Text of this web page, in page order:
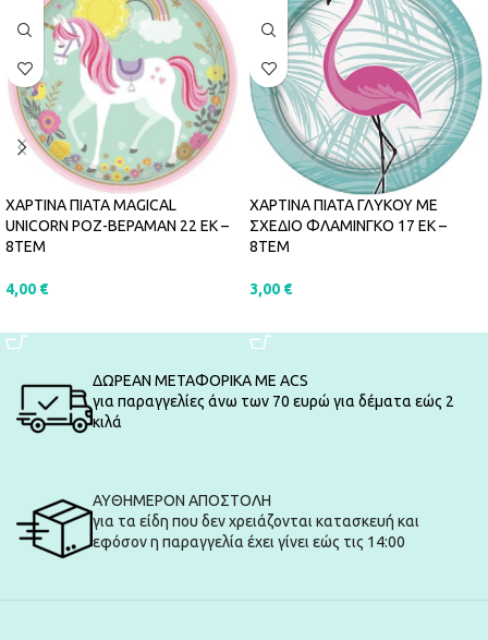
ΧΑΡΤΙΝΑ ΠΙΑΤΑ MAGICAL
UNICORN ΡΟΖ-ΒΕΡΑΜΑΝ 22 ΕΚ –
8ΤΕΜ
4,00 €
ΧΑΡΤΙΝΑ ΠΙΑΤΑ ΓΛΥΚΟΥ ΜΕ
ΣΧΕΔΙΟ ΦΛΑΜΙΝΓΚΟ 17 EK –
8ΤΕΜ
3,00 €
ΔΩΡΕΑΝ ΜΕΤΑΦΟΡΙΚΑ ΜΕ ACS
για παραγγελίες άνω των 70 ευρώ για δέματα εώς 2
κιλά
ΑΥΘΗΜΕΡΟΝ ΑΠΟΣΤΟΛΗ
για τα είδη που δεν χρειάζονται κατασκευή και
εφόσον η παραγγελία έχει γίνει εώς τις 14:00